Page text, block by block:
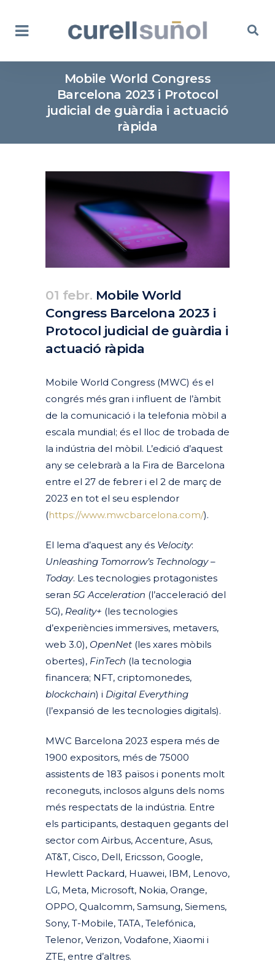
Mobile World Congress
Barcelona 2023 i Protocol
judicial de guàrdia i actuació
ràpida
01 febr. Mobile World
Congress Barcelona 2023 i
Protocol judicial de guàrdia i
actuació ràpida
Mobile World Congress (MWC) és el
congrés més gran i influent de l’àmbit
de la comunicació i la telefonia mòbil a
escala mundial; és el lloc de trobada de
la indústria del mòbil. L’edició d’aquest
any se celebrarà a la Fira de Barcelona
entre el 27 de febrer i el 2 de març de
2023 en tot el seu esplendor
(https://www.mwcbarcelona.com/).
El lema d’aquest any és Velocity:
Unleashing Tomorrow’s Technology –
Today. Les tecnologies protagonistes
seran 5G Acceleration (l’acceleració del
5G), Reality+ (les tecnologies
d’experiències immersives, metavers,
web 3.0), OpenNet (les xares mòbils
obertes), FinTech (la tecnologia
financera; NFT, criptomonedes,
blockchain) i Digital Everything
(l’expansió de les tecnologies digitals).
MWC Barcelona 2023 espera més de
1900 expositors, més de 75000
assistents de 183 països i ponents molt
reconeguts, inclosos alguns dels noms
més respectats de la indústria. Entre
els participants, destaquen gegants del
sector com Airbus, Accenture, Asus,
AT&T, Cisco, Dell, Ericsson, Google,
Hewlett Packard, Huawei, IBM, Lenovo,
LG, Meta, Microsoft, Nokia, Orange,
OPPO, Qualcomm, Samsung, Siemens,
Sony, T-Mobile, TATA, Telefónica,
Telenor, Verizon, Vodafone, Xiaomi i
ZTE, entre d’altres.